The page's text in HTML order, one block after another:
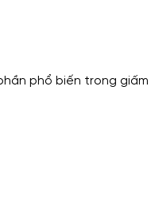
phổ biến trong